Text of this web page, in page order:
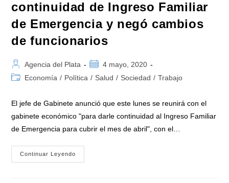
continuidad de Ingreso Familiar
de Emergencia y negó cambios
de funcionarios
Autor
de
Agencia del Plata
Publicación
de
4 mayo, 2020
Categoría
entrada:
Economía / Política / Salud / Sociedad / Trabajo
El jefe de Gabinete anunció que este lunes se reunirá con el
gabinete económico "para darle continuidad al Ingreso Familiar
de Emergencia para cubrir el mes de abril", con el…
Continuar Leyendo
Cafiero